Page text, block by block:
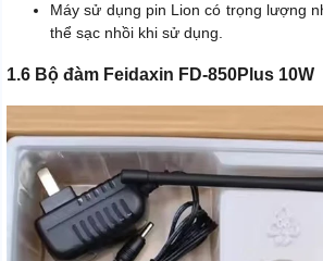
Máy sử dụng pin Lion có trọng lượng
thể sạc nhồi khi sử dụng.
1.6 Bộ đàm Feidaxin FD-850Plus 10W